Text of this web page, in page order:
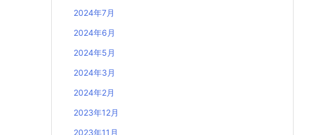
2024年7月
2024年6月
2024年5月
2024年3月
2024年2月
2023年12月
2023年11月